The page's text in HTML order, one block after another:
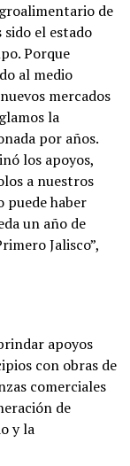
de
sido el estado
Porque
al medio
mercados
la
por años.
los apoyos,
a nuestros
puede haber
un año de
Jalisco”,
apoyos
con obras de
comerciales
de
y la